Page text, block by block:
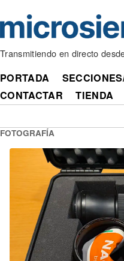
Transmitiendo en directo
PORTADA
CONTACTAR
TIENDA
FOTOGRAFÍA